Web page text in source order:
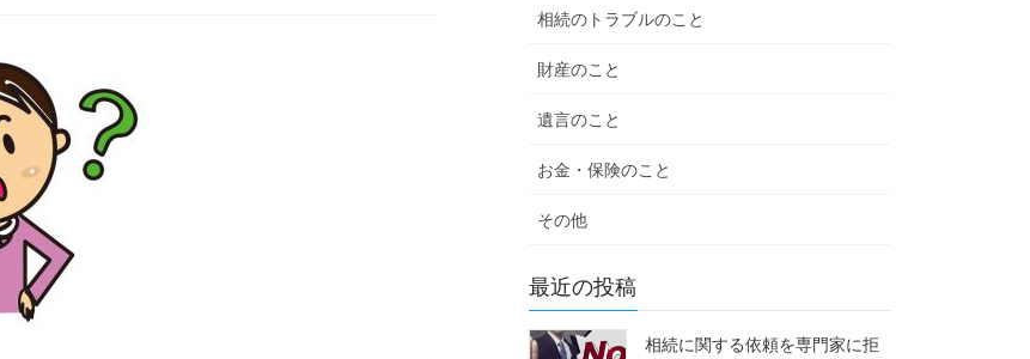
相続のトラブルのこと
財産のこと
遺言のこと
お金・保険のこと
その他
最近の投稿
相続に関する依頼を専門家に拒